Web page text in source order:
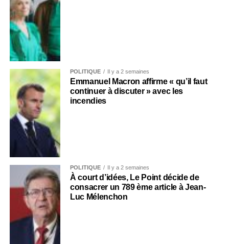
POLITIQUE Il y a 2 semaines
Emmanuel Macron affirme « qu’il faut
continuer à discuter » avec les
incendies
POLITIQUE Il y a 2 semaines
À court d’idées, Le Point décide de
consacrer un 789 ème article à Jean-
Luc Mélenchon